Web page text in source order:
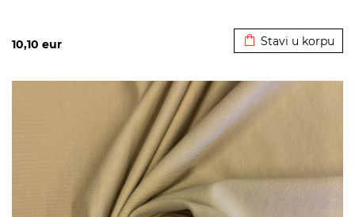
10,10 eur Stavi u korpu